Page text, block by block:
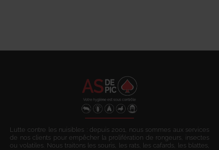
Lutte contre les nuisibles : depuis 2001, nous sommes aux services
de nos clients pour empêcher la prolifération de rongeurs, insectes
ou volatiles. Nous traitons les souris, les rats, les cafards, les blattes,